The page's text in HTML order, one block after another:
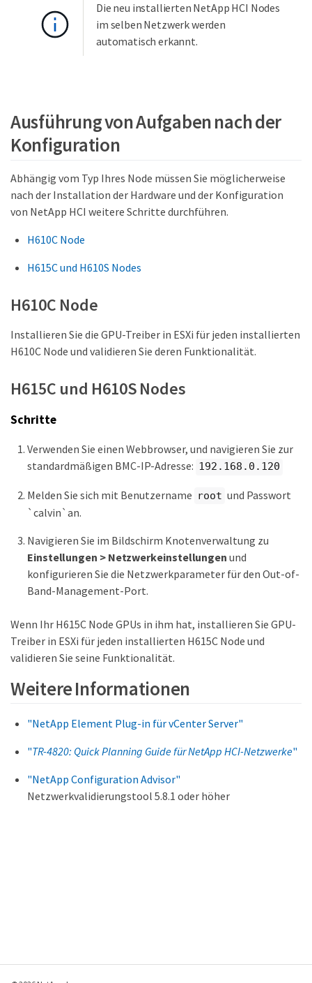
Die neu installierten NetApp HCI Nodes
im selben Netzwerk werden
automatisch erkannt.
Ausführung von Aufgaben nach der
Konfiguration
Abhängig vom Typ Ihres Node müssen Sie möglicherweise
nach der Installation der Hardware und der Konfiguration
von NetApp HCI weitere Schritte durchführen.
H610C Node
H615C und H610S Nodes
H610C Node
Installieren Sie die GPU-Treiber in ESXi für jeden installierten
H610C Node und validieren Sie deren Funktionalität.
H615C und H610S Nodes
Schritte
Verwenden Sie einen Webbrowser, und navigieren Sie zur
standardmäßigen BMC-IP-Adresse: 192.168.0.120
Melden Sie sich mit Benutzername root und Passwort
`calvin`an.
Navigieren Sie im Bildschirm Knotenverwaltung zu
Einstellungen > Netzwerkeinstellungen und
konfigurieren Sie die Netzwerkparameter für den Out-of-
Band-Management-Port.
Wenn Ihr H615C Node GPUs in ihm hat, installieren Sie GPU-
Treiber in ESXi für jeden installierten H615C Node und
validieren Sie seine Funktionalität.
Weitere Informationen
"NetApp Element Plug-in für vCenter Server"
"TR-4820: Quick Planning Guide für NetApp HCI-Netzwerke"
"NetApp Configuration Advisor"
Netzwerkvalidierungstool 5.8.1 oder höher